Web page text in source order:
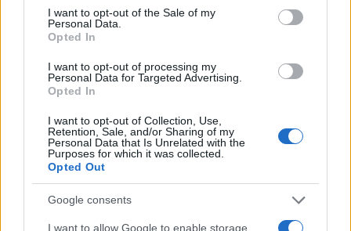
consent section.
I want to opt-out of the Sale of my
Personal Data.
Opted In
I want to opt-out of processing my
Personal Data for Targeted Advertising.
Opted In
I want to opt-out of Collection, Use,
Retention, Sale, and/or Sharing of my
Personal Data that Is Unrelated with the
Purposes for which it was collected.
Opted Out
Google consents
I want to allow Google to enable storage
Η κινεζική πολιτική ηγεσία δεν κρύβει την οργή της
την οποία θεωρεί μέρος της επικράτειάς της,
προορισμένο να «επανενωθεί» με την ηπειρωτική
χώρα, διά της βίας αν χρειαστεί.
Πραγματικά πυρά
Το Πεκίνο ανακοίνωσε σε αντίδραση σειρά